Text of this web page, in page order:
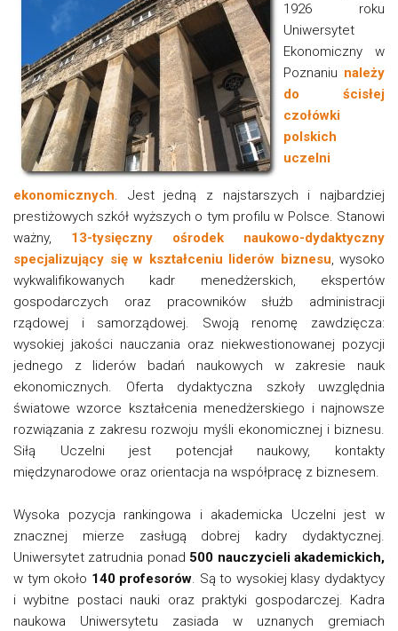
1926 roku
Uniwersytet
Ekonomiczny w
Poznaniu należy
do ścisłej
czołówki
polskich
uczelni
ekonomicznych. Jest jedną z najstarszych i najbardziej
prestiżowych szkół wyższych o tym profilu w Polsce. Stanowi
ważny, 13-tysięczny ośrodek naukowo-dydaktyczny
specjalizujący się w kształceniu liderów biznesu, wysoko
wykwalifikowanych kadr menedżerskich, ekspertów
gospodarczych oraz pracowników służb administracji
rządowej i samorządowej. Swoją renomę zawdzięcza:
wysokiej jakości nauczania oraz niekwestionowanej pozycji
jednego z liderów badań naukowych w zakresie nauk
ekonomicznych. Oferta dydaktyczna szkoły uwzględnia
światowe wzorce kształcenia menedżerskiego i najnowsze
rozwiązania z zakresu rozwoju myśli ekonomicznej i biznesu.
Siłą Uczelni jest potencjał naukowy, kontakty
międzynarodowe oraz orientacja na współpracę z biznesem.
Wysoka pozycja rankingowa i akademicka Uczelni jest w
znacznej mierze zasługą dobrej kadry dydaktycznej.
Uniwersytet zatrudnia ponad 500 nauczycieli akademickich,
w tym około 140 profesorów. Są to wysokiej klasy dydaktycy
i wybitne postaci nauki oraz praktyki gospodarczej. Kadra
naukowa Uniwersytetu zasiada w uznanych gremiach